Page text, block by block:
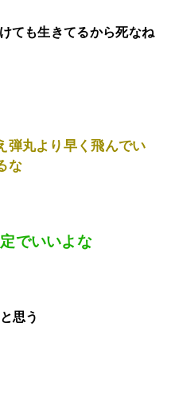
ても生きてるから死なね
弾丸より早く飛んでい
な
でいいよな
思う